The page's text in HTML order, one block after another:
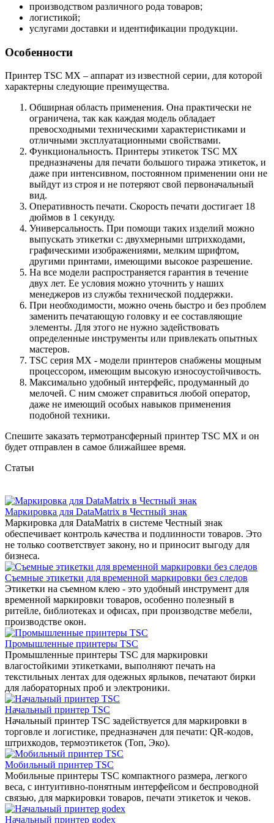
производством различного рода товаров;
логистикой;
услугами доставки и идентификации продукции.
Особенности
Принтер TSC MX – аппарат из известной серии, для которой
характерны следующие преимущества.
Обширная область применения. Она практически не
ограничена, так как каждая модель обладает
превосходными техническими характеристиками и
отличными эксплуатационными свойствами.
Функциональность. Принтеры этикеток TSC MX
предназначены для печати большого тиража этикеток, и
даже при интенсивном, постоянном применении они не
выйдут из строя и не потеряют свой первоначальный
вид.
Оперативность печати. Скорость печати достигает 18
дюймов в 1 секунду.
Универсальность. При помощи таких изделий можно
выпускать этикетки с: двухмерными штрихкодами,
графическими изображениями, мелким шрифтом,
другими принтами, имеющими высокое разрешение.
На все модели распространяется гарантия в течение
двух лет. Ее условия можно уточнить у наших
менеджеров из службы технической поддержки.
При необходимости, можно очень быстро и без проблем
заменить печатающую головку и ее составляющие
элементы. Для этого не нужно задействовать
определенные инструменты или привлекать опытных
мастеров.
TSC серия MX - модели принтеров снабжены мощным
процессором, имеющим высокую износоустойчивость.
Максимально удобный интерфейс, продуманный до
мелочей. С ним сможет справиться любой оператор,
даже не имеющий особых навыков применения
подобной техники.
Спешите заказать термотрансферный принтер TSC MX и он
будет отправлен в самое ближайшее время.
Статьи
Маркировка для DataMatrix в Честный знак
Маркировка для DataMatrix в системе Честный знак
обеспечивает контроль качества и подлинности товаров. Это
не только соответствует закону, но и приносит выгоду для
бизнеса.
Съемные этикетки для временной маркировки без следов
Этикетки на съемном клею - это удобный инструмент для
временной маркировки товаров, особенно полезный в
ритейле, библиотеках и офисах, при производстве мебели,
производстве окон.
Промышленные принтеры TSC
Промышленные принтеры TSC для маркировки
влагостойкими этикетками, выполняют печать на
текстильных лентах для одежных ярлыков, печатают бирки
для лабораторных проб и электроники.
Начальный принтер TSC
Начальный принтер TSC задействуется для маркировки в
торговле и логистике, предназначен для печати: QR-кодов,
штрихкодов, термоэтикеток (Топ, Эко).
Мобильный принтер TSC
Мобильные принтеры TSC компактного размера, легкого
веса, с интуитивно-понятным интерфейсом и беспроводной
связью, для маркировки товаров, печати этикеток и чеков.
Начальный принтер godex